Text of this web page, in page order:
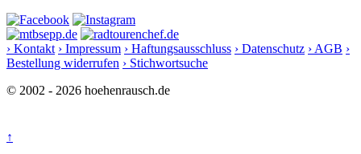
› Kontakt › Impressum › Haftungsausschluss › Datenschutz › AGB ›
Bestellung widerrufen › Stichwortsuche
© 2002 - 2026 hoehenrausch.de
↑